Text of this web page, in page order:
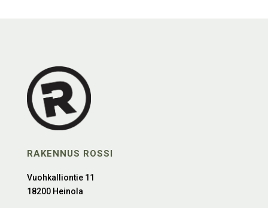
RAKENNUS ROSSI
Vuohkalliontie 11
18200 Heinola